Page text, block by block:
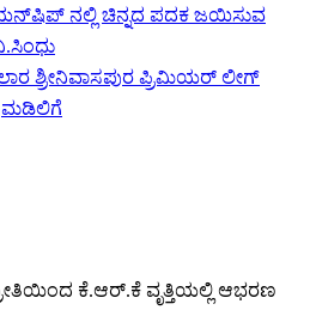
ನಲ್ಲಿ ಚಿನ್ನದ ಪದಕ ಜಯಿಸುವ
ಶ್ರೀನಿವಾಸಪುರ ಪ್ರಿಮಿಯರ್ ಲೀಗ್
ಮಡಿಲಿಗೆ
ಕೆ.ಆರ್.ಕೆ ವೃತ್ತಿಯಲ್ಲಿ ಆಭರಣ